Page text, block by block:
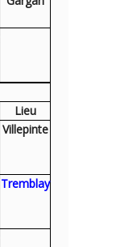
Lieu
Villepinte
Tremblay